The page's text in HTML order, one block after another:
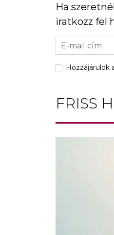
Ha
iratkozz fel
Hozzájárulok
FRISS